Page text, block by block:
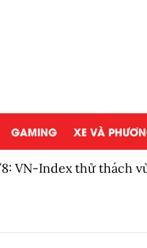
GAMING XE VÀ
VN-Index thử thách